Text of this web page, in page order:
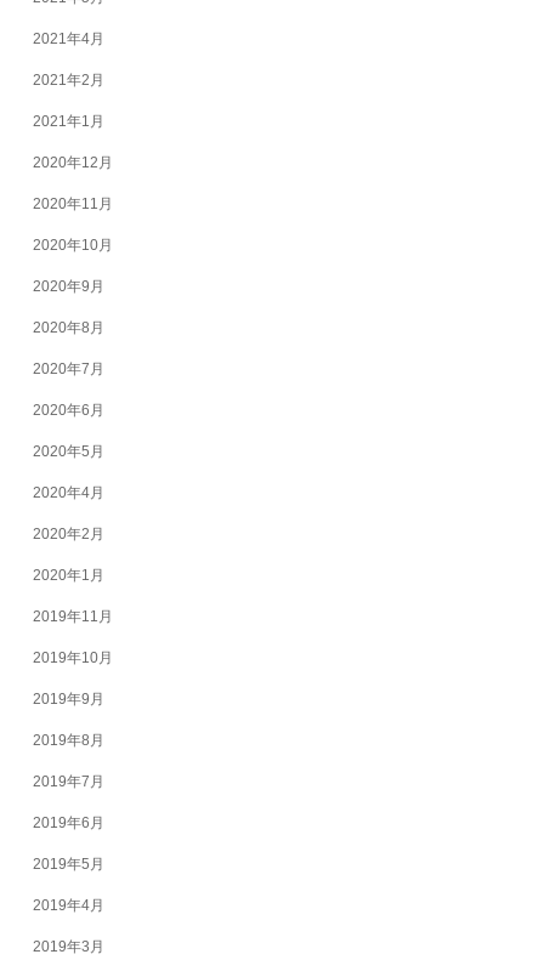
2021年4月
2021年2月
2021年1月
2020年12月
2020年11月
2020年10月
2020年9月
2020年8月
2020年7月
2020年6月
2020年5月
2020年4月
2020年2月
2020年1月
2019年11月
2019年10月
2019年9月
2019年8月
2019年7月
2019年6月
2019年5月
2019年4月
2019年3月